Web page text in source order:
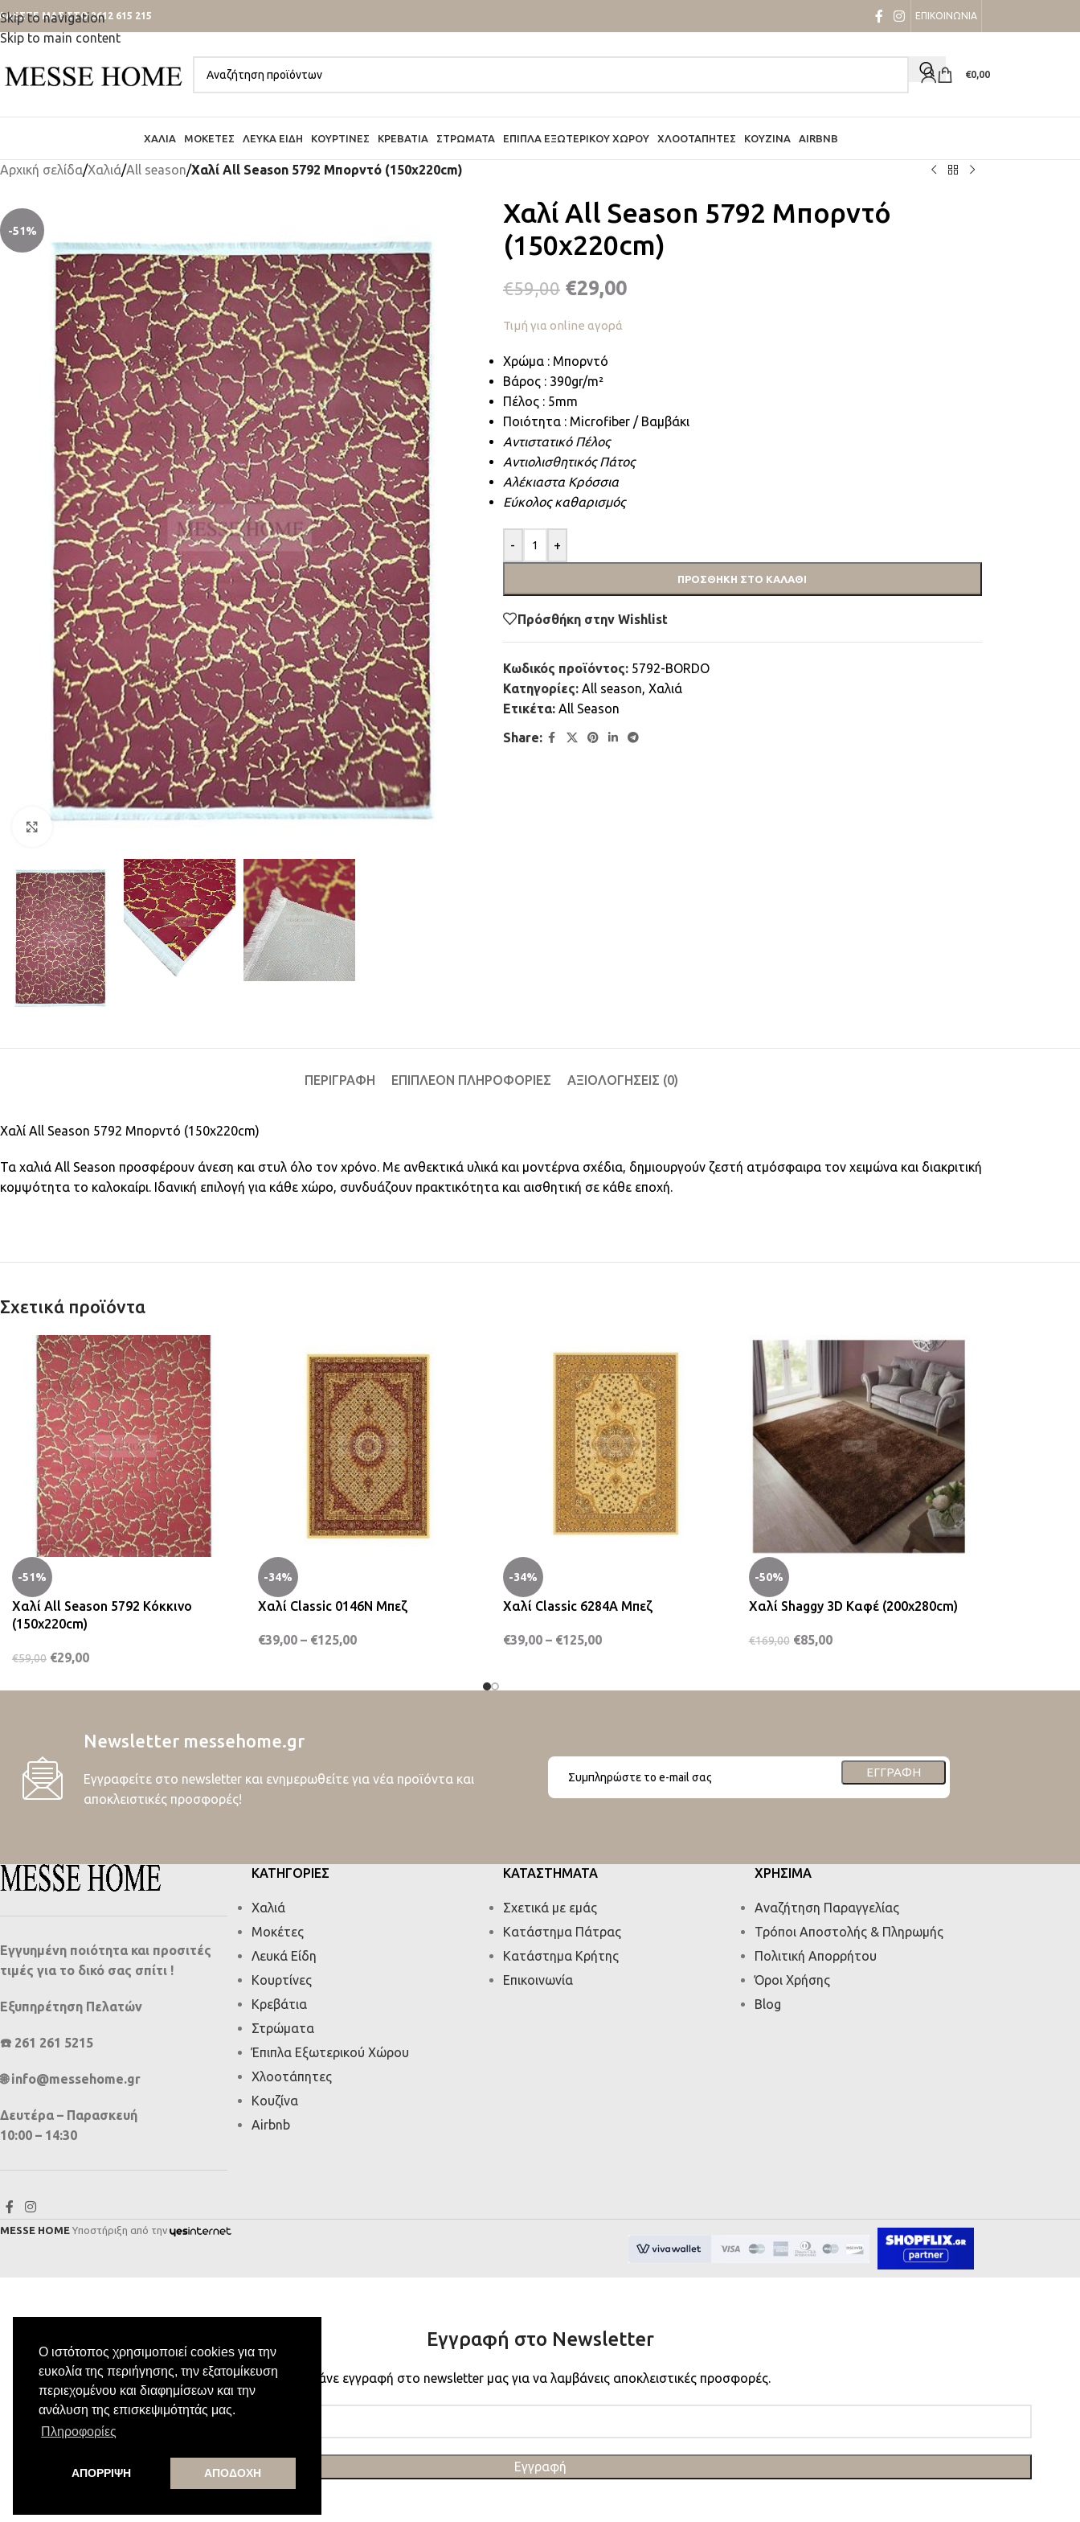
Ο ιστότοπος χρησιμοποιεί cookies για την
ευκολία της περιήγησης, την εξατομίκευση
περιεχομένου και διαφημίσεων και την
ανάλυση της επισκεψιμότητάς μας.
Πληροφορίες
ΑΠΟΡΡΙΨΗ ΑΠΟΔΟΧΗ
Skip to navigation
Skip to main content
ΜΑΣ ΣΤΟ 2612 615 215 ΕΠΙΚΟΙΝΩΝΙΑ
€0,00
ΧΑΛΙΆ ΜΟΚΈΤΕΣ ΛΕΥΚΆ ΕΊΔΗ ΚΟΥΡΤΊΝΕΣ ΚΡΕΒΆΤΙΑ ΣΤΡΏΜΑΤΑ ΈΠΙΠΛΑ ΕΞΩΤΕΡΙΚΟΎ ΧΏΡΟΥ ΧΛΟΟΤΆΠΗΤΕΣ ΚΟΥΖΊΝΑ AIRBNB
Αρχική σελίδα/Χαλιά/All season/Χαλί All Season 5792 Μπορντό (150x220cm)
-51%
Χαλί All Season 5792 Μπορντό
(150x220cm)
€59,00 €29,00
Τιμή για online αγορά
Χρώμα : Μπορντό
Βάρος : 390gr/m²
Πέλος : 5mm
Ποιότητα : Microfiber / Βαμβάκι
Αντιστατικό Πέλος
Αντιολισθητικός Πάτος
Αλέκιαστα Κρόσσια
Εύκολος καθαρισμός
- +
ΠΡΟΣΘΉΚΗ ΣΤΟ ΚΑΛΆΘΙ
Πρόσθήκη στην Wishlist
Κωδικός προϊόντος: 5792-BORDO
Κατηγορίες: All season, Χαλιά
Ετικέτα: All Season
Share:
ΠΕΡΙΓΡΑΦΉ ΕΠΙΠΛΈΟΝ ΠΛΗΡΟΦΟΡΊΕΣ ΑΞΙΟΛΟΓΉΣΕΙΣ (0)
Χαλί All Season 5792 Μπορντό (150x220cm)
Τα χαλιά All Season προσφέρουν άνεση και στυλ όλο τον χρόνο. Με ανθεκτικά υλικά και μοντέρνα σχέδια, δημιουργούν ζεστή ατμόσφαιρα τον χειμώνα και διακριτική
κομψότητα το καλοκαίρι. Ιδανική επιλογή για κάθε χώρο, συνδυάζουν πρακτικότητα και αισθητική σε κάθε εποχή.
Σχετικά προϊόντα
-51%
Χαλί All Season 5792 Κόκκινο
(150x220cm)
€59,00 €29,00
-34%
Χαλί Classic 0146N Μπεζ
€39,00 – €125,00
-34%
Χαλί Classic 6284A Μπεζ
€39,00 – €125,00
-50%
Χαλί Shaggy 3D Καφέ (200x280cm)
€169,00 €85,00
Newsletter messehome.gr
Εγγραφείτε στο newsletter και ενημερωθείτε για νέα προϊόντα και
αποκλειστικές προσφορές!
ΕΓΓΡΑΦΉ
Εγγυημένη ποιότητα και προσιτές
τιμές για το δικό σας σπίτι !
Εξυπηρέτηση Πελατών
☎️ 261 261 5215
🌐 info@messehome.gr
Δευτέρα – Παρασκευή
10:00 – 14:30
ΚΑΤΗΓΟΡΙΕΣ
Χαλιά
Μοκέτες
Λευκά Είδη
Κουρτίνες
Κρεβάτια
Στρώματα
Έπιπλα Εξωτερικού Χώρου
Χλοοτάπητες
Κουζίνα
Airbnb
ΚΑΤΑΣΤΗΜΑΤΑ
Σχετικά με εμάς
Κατάστημα Πάτρας
Κατάστημα Κρήτης
Επικοινωνία
ΧΡΗΣΙΜΑ
Αναζήτηση Παραγγελίας
Τρόποι Αποστολής & Πληρωμής
Πολιτική Απορρήτου
Όροι Χρήσης
Blog
MESSE HOME Υποστήριξη από την
Εγγραφή στο Newsletter
Κάνε εγγραφή στο newsletter μας για να λαμβάνεις αποκλειστικές προσφορές.
Εγγραφή